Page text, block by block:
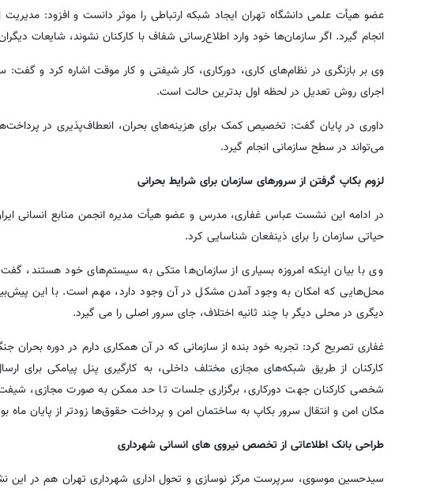
عضو هیأت علمی دانشگاه تهران ایجاد شبکه ارتباطی را موثر دانست و افزود:
انجام گیرد. اگر سازمان‌ها خود وارد اطلاع‌رسانی شفاف با کارکنان نشوند، شایعات
وی بر بازنگری در نظام‌های کاری، دورکاری، کار شیفتی و کار موقت اشاره کرد و گفت:
اجرای روش تعدیل در لحظه اول بدترین حالت است.
داوری در پایان گفت: تخصیص کمک برای هزینه‌های بحران، انعطاف‌پذیری در
می‌تواند در سطح سازمانی انجام گیرد.
لزوم بکاپ گرفتن از سرورهای سازمان برای شرایط بحرانی
در ادامه این نشست عباس غفاری، مدرس و عضو هیأت مدیره انجمن منابع انسانی
حیاتی سازمان را برای ذینفعان شناسایی کرد.
وی با بیان اینکه امروزه بسیاری از سازمان‌ها متکی به سیستم‌های خود هستند،
محل‌هایی که امکان به وجود آمدن مشکل در آن وجود دارد، مهم است. با این
دیگری در محلی دیگر با چند ثانیه اختلاف، جای سرور اصلی را می گیرد.
غفاری تصریح کرد: تجربه خود بنده از سازمانی که در آن همکاری دارم در دوره بحران
کارکنان از طریق شبکه‌های مجازی مختلف داخلی، به کارگیری پنل پیامکی برای
شخصی کارکنان جهت دورکاری، برگزاری جلسات تا حد ممکن به صورت مجازی،
مکان امن و انتقال سرور بکاپ به ساختمان امن و پرداخت حقوق‌ها زودتر از پایان ماه
طراحی بانک اطلاعاتی از تخصص نیروی های انسانی شهرداری